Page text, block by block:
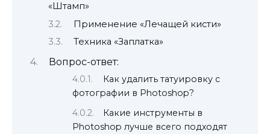
«Штамп»
Применение «Лечащей кисти»
Техника «Заплатка»
Вопрос-ответ:
Как удалить татуировку с
фотографии в Photoshop?
Какие инструменты в
Photoshop лучше всего подходят